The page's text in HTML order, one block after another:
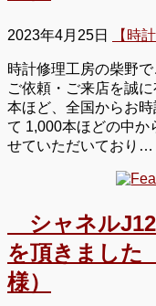
2023年4月25日 【時
時計修理工房の柴野
ご依頼・ご来店を誠
本ほど、全国からお
て 1,000本ほどの中か
せていただいており…
シャネルJ12
を頂きました
様）